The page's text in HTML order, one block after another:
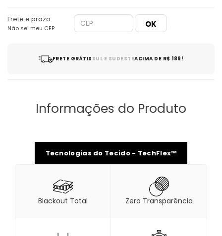
Frete e prazo:
Não sei meu CEP
FRETE GRÁTIS SUL E SUDESTEACIMA DE R$ 189!
Informações do Produto
Tecnologias do Tecido - TechFlex™
Blackout Total Zero Transparência